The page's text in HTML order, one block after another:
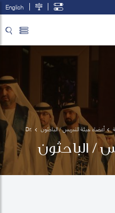
English
أعضاء هيئة التدريس / الباحثون
Dr.
Arthur
King
/ الباحثون